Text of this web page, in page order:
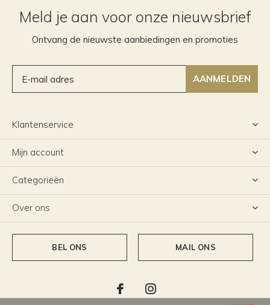
Meld je aan voor onze nieuwsbrief
Ontvang de nieuwste aanbiedingen en promoties
AANMELDEN
Klantenservice
Mijn account
Categorieën
Over ons
BEL ONS MAIL ONS